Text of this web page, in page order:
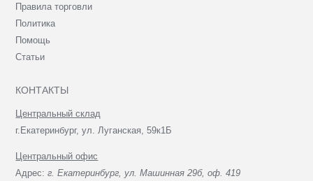
Правила торговли
Политика
Помощь
Статьи
КОНТАКТЫ
Центральный склад
г.Екатеринбург, ул. Луганская, 59к1Б
Центральный офис
Адрес:г. Екатеринбург, ул. Машинная 29б, оф. 419